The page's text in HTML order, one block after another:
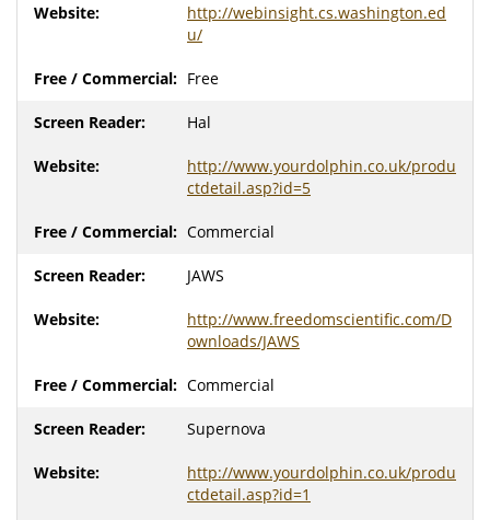
http://webinsight.cs.washington.ed
u/
Free
Hal
http://www.yourdolphin.co.uk/produ
ctdetail.asp?id=5
Commercial
JAWS
http://www.freedomscientific.com/D
ownloads/JAWS
Commercial
Supernova
http://www.yourdolphin.co.uk/produ
ctdetail.asp?id=1